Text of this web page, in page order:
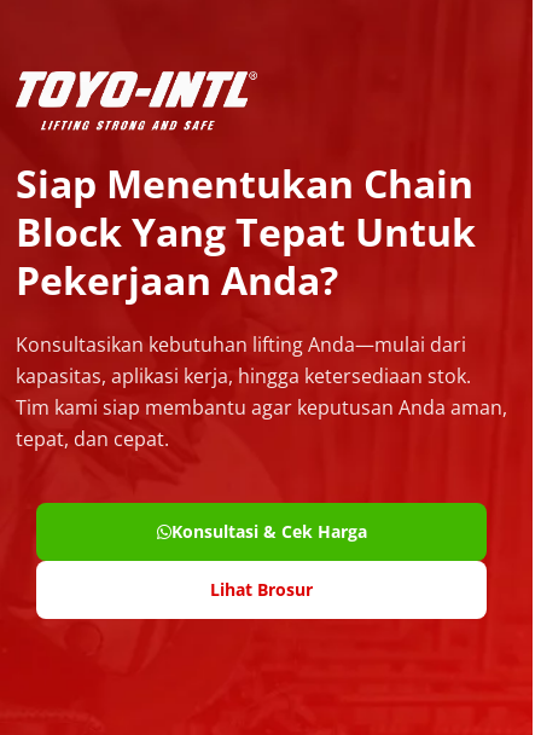
Siap Menentukan Chain
Block Yang Tepat Untuk
Pekerjaan Anda?
Konsultasikan kebutuhan lifting Anda—mulai dari
kapasitas, aplikasi kerja, hingga ketersediaan stok.
Tim kami siap membantu agar keputusan Anda aman,
tepat, dan cepat.
Konsultasi & Cek Harga
Lihat Brosur